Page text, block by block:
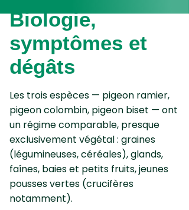
Biologie,
symptômes et
dégâts
Les trois espèces — pigeon ramier,
pigeon colombin, pigeon biset — ont
un régime comparable, presque
exclusivement végétal : graines
(légumineuses, céréales), glands,
faînes, baies et petits fruits, jeunes
pousses vertes (crucifères
notamment).